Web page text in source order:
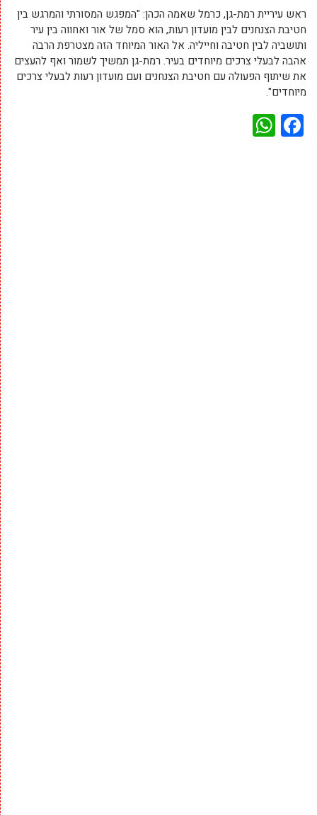
ראש עיריית רמת-גן, כרמל שאמה הכהן: "המפגש המסורתי והמרגש בין
חטיבת הצנחנים לבין מועדון רעות, הוא סמל של אור ואחווה בין עיר
ותושביה לבין חטיבה וחייליה. אל האור המיוחד הזה מצטרפת הרבה
אהבה לבעלי צרכים מיוחדים בעיר. רמת-גן תמשיך לשמור ואף להעצים
את שיתוף הפעולה עם חטיבת הצנחנים ועם מועדון רעות לבעלי צרכים
מיוחדים".
Facebook